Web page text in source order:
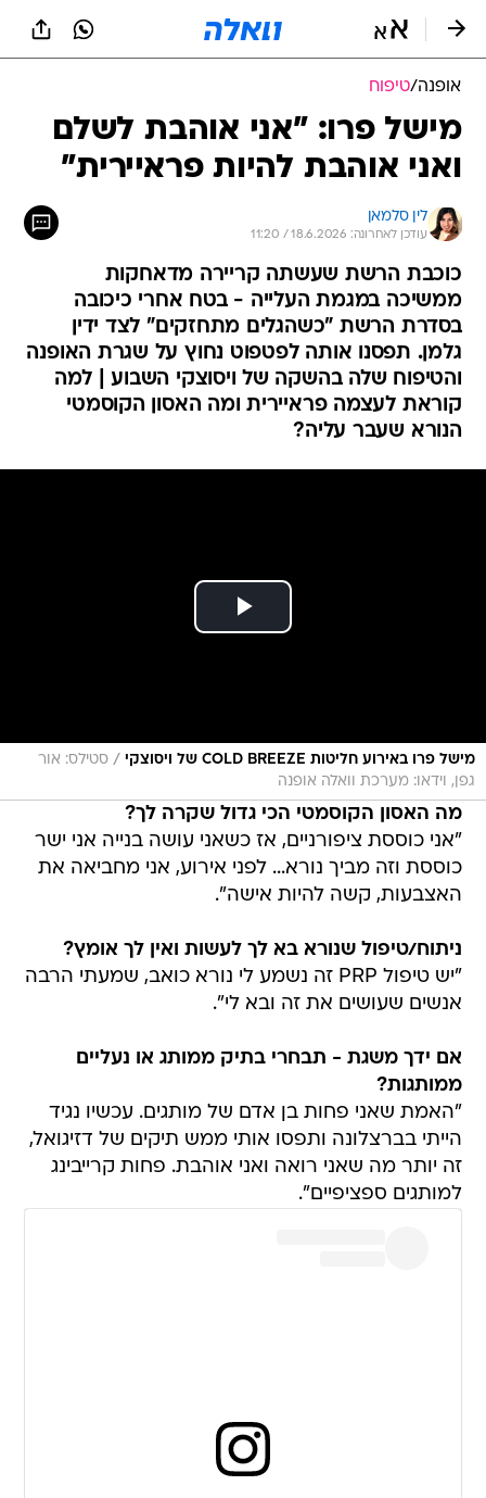
אופנה/טיפוח
מישל פרו: "אני אוהבת לשלם
ואני אוהבת להיות פראיירית"
לין סלמאן
עודכן לאחרונה: 18.6.2026 / 11:20
כוכבת הרשת שעשתה קריירה מדאחקות
ממשיכה במגמת העלייה - בטח אחרי כיכובה
בסדרת הרשת "כשהגלים מתחזקים" לצד ידין
גלמן. תפסנו אותה לפטפוט נחוץ על שגרת האופנה
והטיפוח שלה בהשקה של ויסוצקי השבוע | למה
קוראת לעצמה פראיירית ומה האסון הקוסמטי
הנורא שעבר עליה?
מישל פרו באירוע חליטות COLD BREEZE של ויסוצקי / סטילס: אור
גפן, וידאו: מערכת וואלה אופנה
מה האסון הקוסמטי הכי גדול שקרה לך?
"אני כוססת ציפורניים, אז כשאני עושה בנייה אני ישר
כוססת וזה מביך נורא... לפני אירוע, אני מחביאה את
האצבעות, קשה להיות אישה".
ניתוח/טיפול שנורא בא לך לעשות ואין לך אומץ?
"יש טיפול PRP זה נשמע לי נורא כואב, שמעתי הרבה
אנשים שעושים את זה ובא לי".
אם ידך משגת - תבחרי בתיק ממותג או נעליים
ממותגות?
"האמת שאני פחות בן אדם של מותגים. עכשיו נגיד
הייתי בברצלונה ותפסו אותי ממש תיקים של דזיגואל,
זה יותר מה שאני רואה ואני אוהבת. פחות קרייבינג
למותגים ספציפיים".